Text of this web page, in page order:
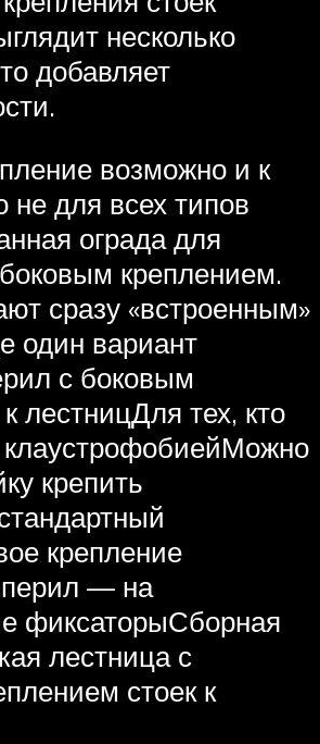
несколько
добавляет
возможно и к
не для всех типов
ограда для
креплением.
сразу «встроенным»
один вариант
с боковым
лестницДля тех, кто
клаустрофобиейМожно
крепить
крепление
перил — на
фиксаторыСборная
лестница с
стоек к